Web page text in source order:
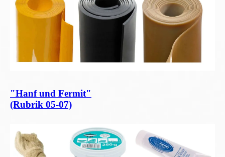
"Hanf und Fermit"
(Rubrik 05-07)